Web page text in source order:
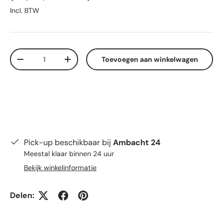
Incl. BTW
Aantal
Verlaag de hoeveelheidVerhoog de hoeveelheid
Toevoegen aan winkelwagen
Pick-up beschikbaar bij Ambacht 24
Meestal klaar binnen 24 uur
Bekijk winkelinformatie
Delen: